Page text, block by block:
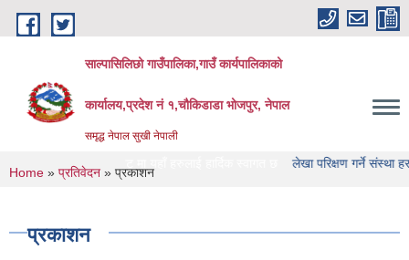
Skip to main content
साल्पासिलिछो गाउँपालिका,गाउँ कार्यपालिकाको
कार्यालय,प्रदेश नं १,चौकिडाडा भोजपुर, नेपाल
समृद्ध नेपाल सुखी नेपाली
को वेभसाइट मा यहाँ हरुलाई हार्दिक स्वागत छ लेखा परिक्षण गर्ने संस्था हरु को
You are here
Home » प्रतिवेदन » प्रकाशन
प्रकाशन